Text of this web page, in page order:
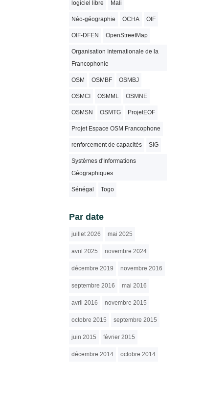
logiciel libre Mali
Néo-géographie OCHA OIF
OIF-DFEN OpenStreetMap
Organisation Internationale de la
Francophonie
OSM OSMBF OSMBJ
OSMCI OSMML OSMNE
OSMSN OSMTG ProjetEOF
Projet Espace OSM Francophone
renforcement de capacités SIG
Systèmes d'Informations
Géographiques
Sénégal Togo
Par date
juillet 2026 mai 2025
avril 2025 novembre 2024
décembre 2019 novembre 2016
septembre 2016 mai 2016
avril 2016 novembre 2015
octobre 2015 septembre 2015
juin 2015 février 2015
décembre 2014 octobre 2014